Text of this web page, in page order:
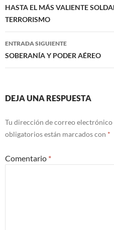
de
entradas
HASTA EL MÁS VALIENTE
TERRORISMO
ENTRADA SIGUIENTE
SOBERANÍA Y PODER AÉREO
DEJA UNA RESPUESTA
Tu dirección de correo electrónico
obligatorios están marcados con *
Comentario *